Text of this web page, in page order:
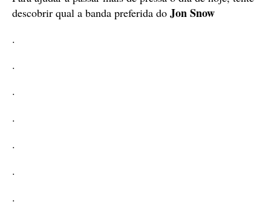
descobrir qual a banda preferida do Jon Snow
.
.
.
.
.
.
.